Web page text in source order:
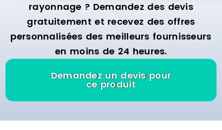
rayonnage ? Demandez des devis
gratuitement et recevez des offres
personnalisées des meilleurs fournisseurs
en moins de 24 heures.
Demandez un devis pour
ce produit